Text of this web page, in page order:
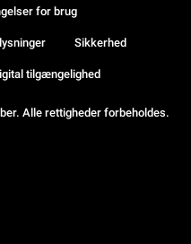
Alle rettigheder forbeholdes.
for brug
Sikkerhed
tilgængelighed